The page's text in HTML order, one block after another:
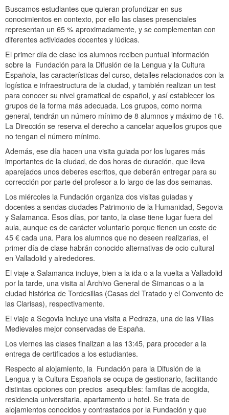
Buscamos estudiantes que quieran profundizar en sus
conocimientos en contexto, por ello las clases presenciales
representan un 65 % aproximadamente, y se complementan con
diferentes actividades docentes y lúdicas.
El primer día de clase los alumnos reciben puntual información
sobre la Fundación para la Difusión de la Lengua y la Cultura
Española, las características del curso, detalles relacionados con la
logística e infraestructura de la ciudad, y también realizan un test
para conocer su nivel gramatical de español, y así establecer los
grupos de la forma más adecuada. Los grupos, como norma
general, tendrán un número mínimo de 8 alumnos y máximo de 16.
La Dirección se reserva el derecho a cancelar aquellos grupos que
no tengan el número mínimo.
Además, ese día hacen una visita guiada por los lugares más
importantes de la ciudad, de dos horas de duración, que lleva
aparejados unos deberes escritos, que deberán entregar para su
corrección por parte del profesor a lo largo de las dos semanas.
Los miércoles la Fundación organiza dos visitas guiadas y
docentes a sendas ciudades Patrimonio de la Humanidad, Segovia
y Salamanca. Esos días, por tanto, la clase tiene lugar fuera del
aula, aunque es de carácter voluntario porque tienen un coste de
45 € cada una. Para los alumnos que no deseen realizarlas, el
primer día de clase habrán conocido alternativas de ocio cultural
en Valladolid y alrededores.
El viaje a Salamanca incluye, bien a la ida o a la vuelta a Valladolid
por la tarde, una visita al Archivo General de Simancas o a la
ciudad histórica de Tordesillas (Casas del Tratado y el Convento de
las Clarisas), respectivamente.
El viaje a Segovia incluye una visita a Pedraza, una de las Villas
Medievales mejor conservadas de España.
Los viernes las clases finalizan a las 13:45, para proceder a la
entrega de certificados a los estudiantes.
Respecto al alojamiento, la Fundación para la Difusión de la
Lengua y la Cultura Española se ocupa de gestionarlo, facilitando
distintas opciones con precios asequibles: familias de acogida,
residencia universitaria, apartamento u hotel. Se trata de
alojamientos conocidos y contrastados por la Fundación y que